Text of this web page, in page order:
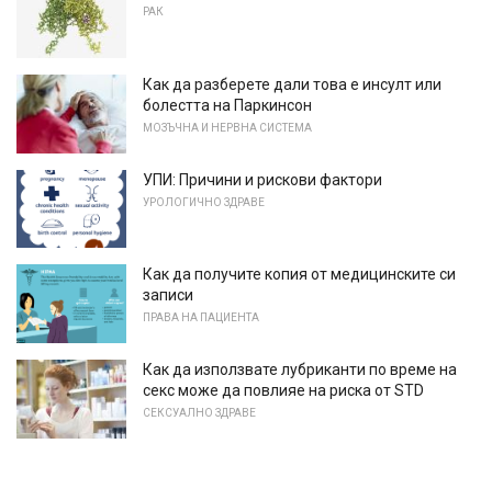
РАК
Как да разберете дали това е инсулт или
болестта на Паркинсон
МОЗЪЧНА И НЕРВНА СИСТЕМА
УПИ: Причини и рискови фактори
УРОЛОГИЧНО ЗДРАВЕ
Как да получите копия от медицинските си
записи
ПРАВА НА ПАЦИЕНТА
Как да използвате лубриканти по време на
секс може да повлияе на риска от STD
СЕКСУАЛНО ЗДРАВЕ